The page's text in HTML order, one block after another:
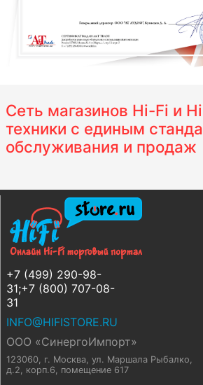
Сеть магазинов Hi-Fi и
техники с единым
обслуживания и продаж
+7 (499) 290-98-
31;+7 (800) 707-08-
31
INFO@HIFISTORE.RU
ООО «СинергоИмпорт»
123060, г. Москва ул. Маршала Рыбалко,
д.2, корп.6, помещение 617